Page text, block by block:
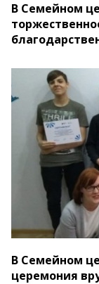
В Семейном
В Семейном
церемония